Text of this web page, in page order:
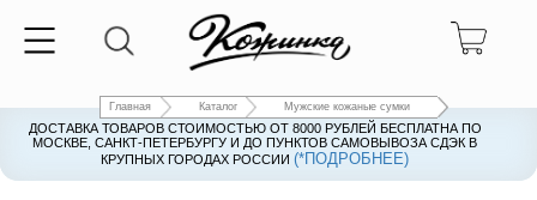
Главная Каталог Мужские кожаные сумки
ДОСТАВКА ТОВАРОВ СТОИМОСТЬЮ ОТ 8000 РУБЛЕЙ БЕСПЛАТНА ПО
МОСКВЕ, САНКТ-ПЕТЕРБУРГУ И ДО ПУНКТОВ САМОВЫВОЗА СДЭК В
КРУПНЫХ ГОРОДАХ РОССИИ(*ПОДРОБНЕЕ)
ДОСТАВКА ТОВАРОВ СТОИМОСТЬЮ ОТ 8000 РУБЛЕЙ БЕСПЛАТНА ПО
МОСКВЕ, САНКТ-ПЕТЕРБУРГУ И ДО ПУНКТОВ САМОВЫВОЗА СДЭК В
КРУПНЫХ ГОРОДАХ РОССИИ(*ПОДРОБНЕЕ)